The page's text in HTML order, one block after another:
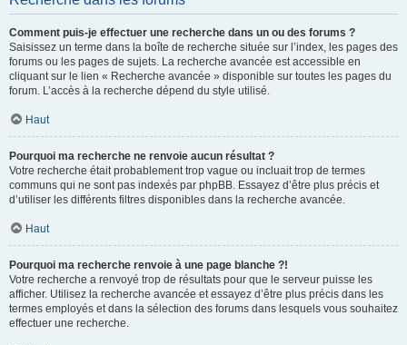
Comment puis-je effectuer une recherche dans un ou des forums ?
Saisissez un terme dans la boîte de recherche située sur l’index, les pages des
forums ou les pages de sujets. La recherche avancée est accessible en
cliquant sur le lien « Recherche avancée » disponible sur toutes les pages du
forum. L’accès à la recherche dépend du style utilisé.
Haut
Pourquoi ma recherche ne renvoie aucun résultat ?
Votre recherche était probablement trop vague ou incluait trop de termes
communs qui ne sont pas indexés par phpBB. Essayez d’être plus précis et
d’utiliser les différents filtres disponibles dans la recherche avancée.
Haut
Pourquoi ma recherche renvoie à une page blanche ?!
Votre recherche a renvoyé trop de résultats pour que le serveur puisse les
afficher. Utilisez la recherche avancée et essayez d’être plus précis dans les
termes employés et dans la sélection des forums dans lesquels vous souhaitez
effectuer une recherche.